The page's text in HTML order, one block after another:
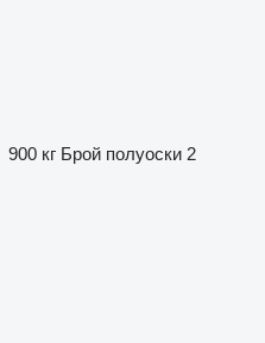
900 кг Брой полуоски 2